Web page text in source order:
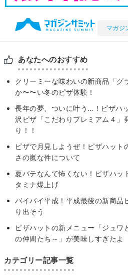
マガジ
あなたへのおすすめ
クリーミーな味わいの新商品「グ
か〜〜い冬のピザ体験！
長年の夢、ついに叶う…！ピザハ
沢ピザ「こだわりプレミアム４」
り！！
ピザで月見しようぜ！ピザハット
さの嵐な件について
夏バテなんて怖くない！ピザハッ
タミナ爆上げ
バイバイ平成！平成最後の新商品
り出そう
ピザハットの新メニュー「ジュワ
の仲間たち～」が美味しすぎたよ
カテゴリー記事一覧